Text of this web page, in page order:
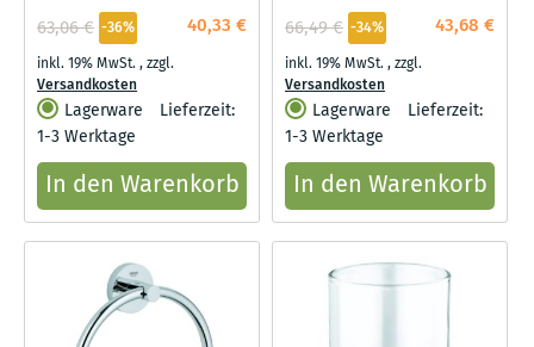
40,33 €
63,06 € -36%
inkl. 19% MwSt.,zzgl.
Versandkosten
Lagerware
Lieferzeit:
1-3 Werktage
In den Warenkorb
43,68 €
66,49 € -34%
inkl. 19% MwSt.,zzgl.
Versandkosten
Lagerware
Lieferzeit:
1-3 Werktage
In den Warenkorb